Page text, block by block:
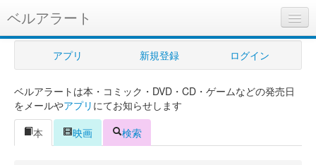
ベルアラート
ベルアラートとは
ヘルプ
新規登録
ログイン
アプリ 新規登録 ログイン
ベルアラートは本・コミック・DVD・CD・ゲームなどの発売日
をメールやアプリ にてお知らせします
本
映画 検索